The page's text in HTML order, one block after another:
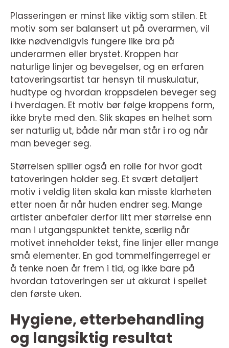
Plasseringen er minst like viktig som stilen. Et
motiv som ser balansert ut på overarmen, vil
ikke nødvendigvis fungere like bra på
underarmen eller brystet. Kroppen har
naturlige linjer og bevegelser, og en erfaren
tatoveringsartist tar hensyn til muskulatur,
hudtype og hvordan kroppsdelen beveger seg
i hverdagen. Et motiv bør følge kroppens form,
ikke bryte med den. Slik skapes en helhet som
ser naturlig ut, både når man står i ro og når
man beveger seg.
Størrelsen spiller også en rolle for hvor godt
tatoveringen holder seg. Et svært detaljert
motiv i veldig liten skala kan misste klarheten
etter noen år når huden endrer seg. Mange
artister anbefaler derfor litt mer størrelse enn
man i utgangspunktet tenkte, særlig når
motivet inneholder tekst, fine linjer eller mange
små elementer. En god tommelfingerregel er
å tenke noen år frem i tid, og ikke bare på
hvordan tatoveringen ser ut akkurat i speilet
den første uken.
Hygiene, etterbehandling
og langsiktig resultat